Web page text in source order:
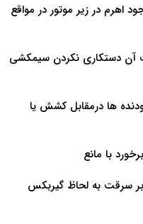
در زیر موتور در مواقع
آن دستکاری نکردن سیمکشی
ها درمقابل کشش یا
سرقت به لحاظ گیربکس